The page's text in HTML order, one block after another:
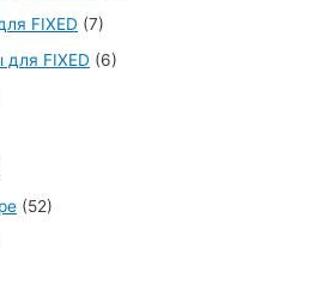
FIXED (7)
FIXED (6)
(52)